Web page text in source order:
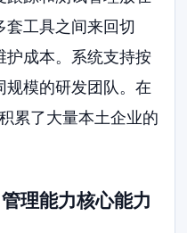
套工具之间来回切
护成本。系统支持按
规模的研发团队。在
累了大量本土企业的
理能力核心能力